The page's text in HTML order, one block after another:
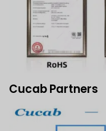
Cucab Partners